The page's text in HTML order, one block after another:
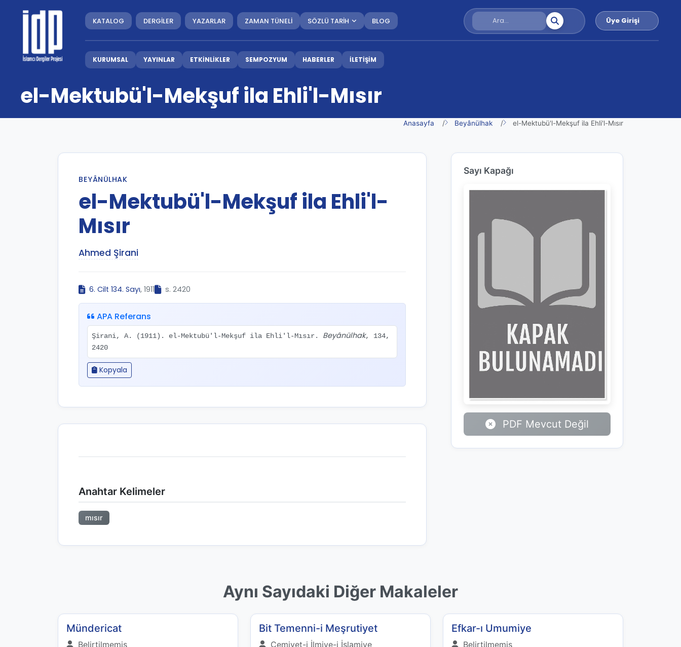
KATALOG DERGİLER YAZARLAR ZAMAN TÜNELİ SÖZLÜ TARİH BLOG Üye Girişi
KURUMSAL YAYINLAR ETKİNLİKLER SEMPOZYUM HABERLER İLETİŞİM
el-Mektubü'l-Mekşuf ila Ehli'l-Mısır
Anasayfa Beyânülhak el-Mektubü'l-Mekşuf ila Ehli'l-Mısır
BEYÂNÜLHAK
el-Mektubü'l-Mekşuf ila Ehli'l-
Mısır
Ahmed Şirani
6. Cilt 134. Sayı, 1911 s. 2420
APA Referans
Şirani, A. (1911). el-Mektubü'l-Mekşuf ila Ehli'l-Mısır. Beyânülhak, 134,
2420
Kopyala
Anahtar Kelimeler
mısır
Sayı Kapağı
PDF Mevcut Değil
Aynı Sayıdaki Diğer Makaleler
Mündericat
Belirtilmemiş
Bit Temenni-i Meşrutiyet
Cemiyet-i İlmiye-i İslamiye
Efkar-ı Umumiye
Belirtilmemiş